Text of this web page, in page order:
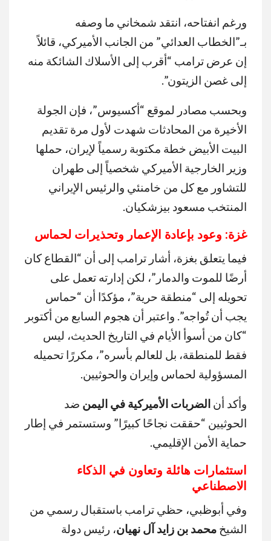
ورغم انفتاحه، انتقد شمخاني ما وصفه
بـ”الخطاب العدائي” من الجانب الأميركي، قائلاً
إن عرض ترامب “أقرب إلى الأسلاك الشائكة منه
إلى غصن الزيتون”.
وبحسب مصادر لموقع “أكسيوس”، فإن الجولة
الأخيرة من المحادثات شهدت لأول مرة تقديم
البيت الأبيض خطة مكتوبة رسمياً لإيران، حملها
وزير الخارجية الأميركي شخصياً إلى طهران
للتشاور مع كل من خامنئي والرئيس الإيراني
المنتخب مسعود بيزشكيان.
غزة: وعود بإعادة الإعمار وتحذيرات لحماس
فيما يتعلق بغزة، أشار ترامب إلى أن “القطاع كان
أرضًا للموت والدمار”، لكن إدارته تعمل على
تحويله إلى “منطقة حرية”، مؤكدًا أن “حماس
يجب أن تُواجه”. واعتبر أن هجوم السابع من أكتوبر
“كان من أسوأ الأيام في التاريخ الحديث، ليس
فقط للمنطقة، بل للعالم بأسره”، مكررًا تحميله
المسؤولية لحماس وإيران والحوثيين.
وأكد أن الضربات الأميركية في اليمن ضد
الحوثيين “حققت نجاحًا كبيرًا” وستستمر في إطار
حماية الأمن الإقليمي.
استثمارات هائلة وتعاون في الذكاء
الاصطناعي
وفي أبوظبي، حظي ترامب باستقبال رسمي من
الشيخ محمد بن زايد آل نهيان، رئيس دولة